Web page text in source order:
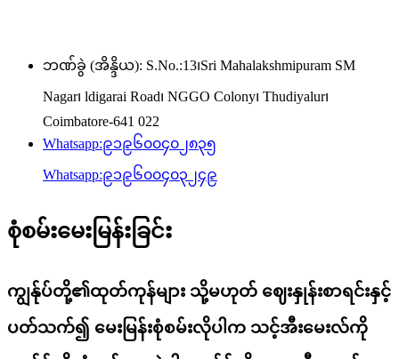
ဘဏ်ခွဲ (အိန္ဒိယ): S.No.:13၊Sri Mahalakshmipuram SM
Nagar၊ ldigarai Road၊ NGGO Colony၊ Thudiyalur၊
Coimbatore-641 022
Whatsapp:၉၁၉၆၀၀၄၀၂၈၃၅
Whatsapp:၉၁၉၆၀၀၄၀၃၂၄၉
စုံစမ်းမေးမြန်းခြင်း
ကျွန်ုပ်တို့၏ထုတ်ကုန်များ သို့မဟုတ် ဈေးနှုန်းစာရင်းနှင့်
ပတ်သက်၍ မေးမြန်းစုံစမ်းလိုပါက သင့်အီးမေးလ်ကို